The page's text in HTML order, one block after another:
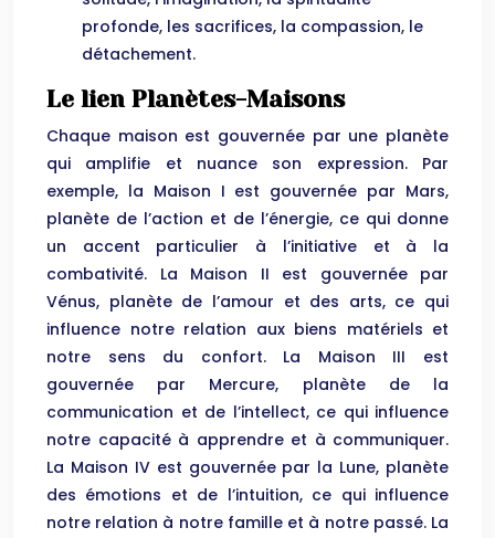
profonde, les sacrifices, la compassion, le
détachement.
Le lien Planètes-Maisons
Chaque maison est gouvernée par une planète
qui amplifie et nuance son expression. Par
exemple, la Maison I est gouvernée par Mars,
planète de l’action et de l’énergie, ce qui donne
un accent particulier à l’initiative et à la
combativité. La Maison II est gouvernée par
Vénus, planète de l’amour et des arts, ce qui
influence notre relation aux biens matériels et
notre sens du confort. La Maison III est
gouvernée par Mercure, planète de la
communication et de l’intellect, ce qui influence
notre capacité à apprendre et à communiquer.
La Maison IV est gouvernée par la Lune, planète
des émotions et de l’intuition, ce qui influence
notre relation à notre famille et à notre passé. La